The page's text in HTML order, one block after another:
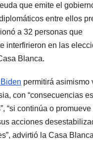
que emite el
entre ellos
a 32 personas que
interfirieron en las
Blanca.
permitirá asimismo
con “consecuencias
“si continúa o promueve
acciones
advirtió la Casa